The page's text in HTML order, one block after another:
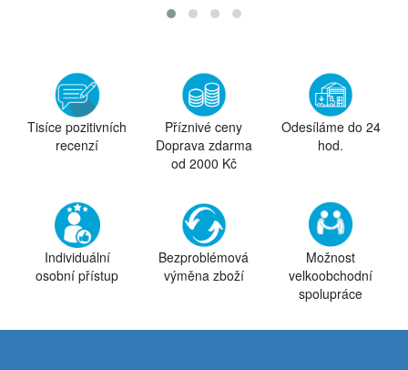
Tisíce pozitivních
recenzí
Příznivé ceny
Doprava zdarma
od 2000 Kč
Odesíláme do 24
hod.
Individuální
osobní přístup
Bezproblémová
výměna zboží
Možnost
velkoobchodní
spolupráce